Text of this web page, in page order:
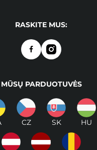
RASKITE MUS:
MŪSŲ PARDUOTUVĖS
CZ SK HU